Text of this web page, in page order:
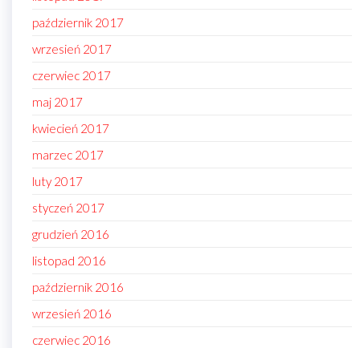
październik 2017
wrzesień 2017
czerwiec 2017
maj 2017
kwiecień 2017
marzec 2017
luty 2017
styczeń 2017
grudzień 2016
listopad 2016
październik 2016
wrzesień 2016
czerwiec 2016